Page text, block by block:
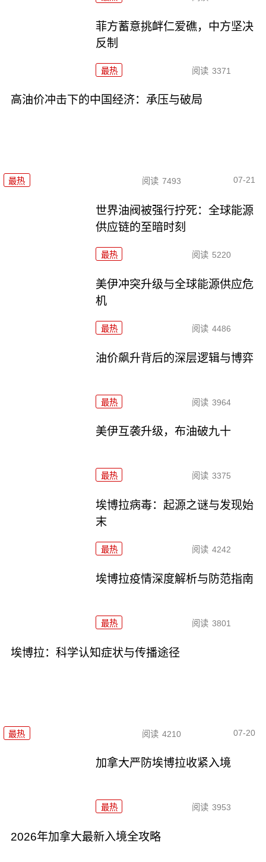
菲方蓄意挑衅仁爱礁，中方坚决
反制
最热 阅读 3371
高油价冲击下的中国经济：承压与破局
最热 阅读 7493 07-21
世界油阀被强行拧死：全球能源
供应链的至暗时刻
最热 阅读 5220
美伊冲突升级与全球能源供应危
机
最热 阅读 4486
油价飙升背后的深层逻辑与博弈
最热 阅读 3964
美伊互袭升级，布油破九十
最热 阅读 3375
埃博拉病毒：起源之谜与发现始
末
最热 阅读 4242
埃博拉疫情深度解析与防范指南
最热 阅读 3801
埃博拉：科学认知症状与传播途径
最热 阅读 4210 07-20
加拿大严防埃博拉收紧入境
最热 阅读 3953
2026年加拿大最新入境全攻略